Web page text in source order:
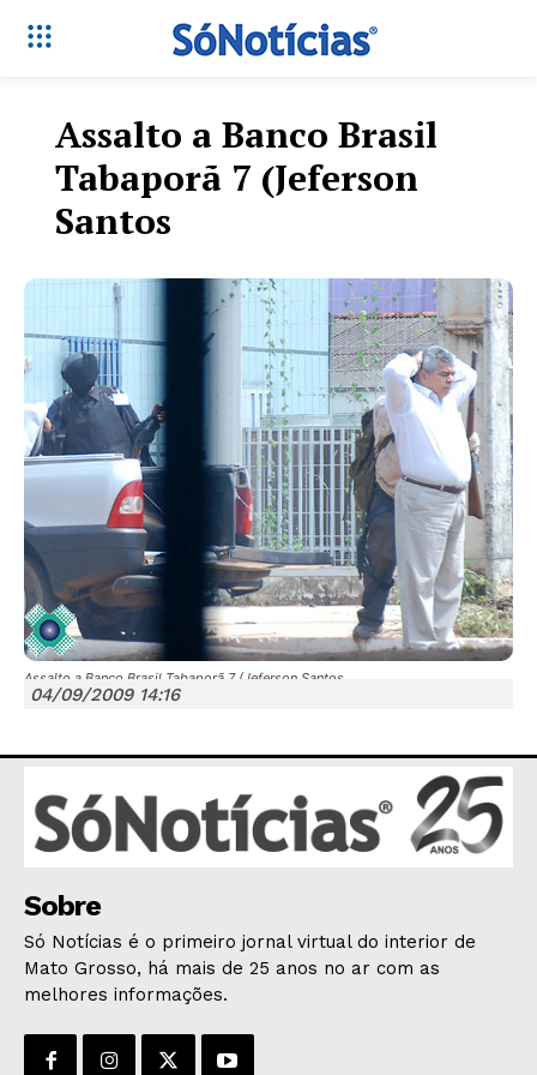
Só Notícias
JUNTE-SE NO WHATSAPP
HOME
POLÍTICA
POLÍCIA
ESPORTES
ECONOMIA
OPINIÃO
Assalto a Banco Brasil
Tabaporã 7 (Jeferson
Santos
Assalto a Banco Brasil Tabaporã 7 (Jeferson Santos
04/09/2009 14:16
Sobre
Só Notícias é o primeiro jornal virtual do interior de
Mato Grosso, há mais de 25 anos no ar com as
melhores informações.